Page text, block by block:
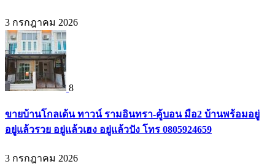
3 กรกฎาคม 2026
8
ขายบ้านโกลเด้น ทาวน์ รามอินทรา-คู้บอน มือ2 บ้านพร้อมอยู่
อยู่แล้วรวย อยู่แล้วเฮง อยู่แล้วปัง โทร 0805924659
3 กรกฎาคม 2026